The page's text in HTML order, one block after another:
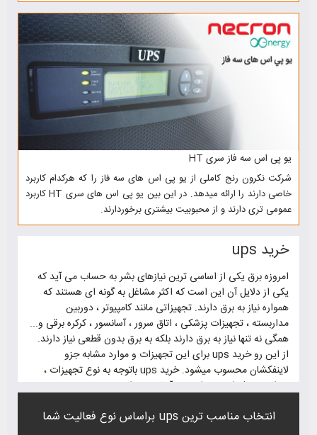
یو پی اس سه فاز سری HT
شرکت نکرون رنج کاملی از یو پی اس های سه فاز را که هرکدام کاربرد
خاصی دارند را ارائه میدهد. در این بین یو پی اس های سری HT کاربرد
عمومی تری دارند و از محبوبیت بیشتری برخوردارند.
خرید ups
امروزه برق یکی از اساسی ترین نیازهای بشر به حساب می آید که
یکی از دلایل آن این است که اکثر مشاغل به گونه ای هستند که
همواره نیاز به برق دارند. تجهیزاتی مانند کامپیوتر ، دوربین
مداربسته ، تجهیزات پزشکی ، اتاق سرور ، آسانسور ، کرکره برقی و...
همگی نه تنها نیاز به برق دارند بلکه به برق بدون قطعی نیاز دارند.
از این رو خرید ups برای این تجهیزات و موارد مشابه جزو
لاینفکشان محسوب میشود. خرید ups باتوجه به نوع تجهیزات ،
میزان مصرف انرژی و اهمیت آنها متنوع است.
برای خرید ups باید به این موارد توجه کنید تا ups مناسب با
انتخاب مناسب ترین ups براساس نوع فعالیت شما